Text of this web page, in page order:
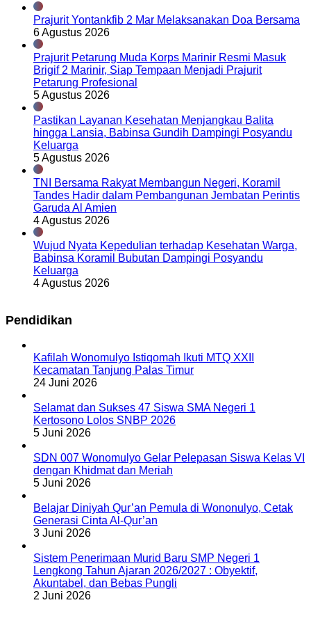
Prajurit Yontankfib 2 Mar Melaksanakan Doa Bersama
6 Agustus 2026
Prajurit Petarung Muda Korps Marinir Resmi Masuk
Brigif 2 Marinir, Siap Tempaan Menjadi Prajurit
Petarung Profesional
5 Agustus 2026
Pastikan Layanan Kesehatan Menjangkau Balita
hingga Lansia, Babinsa Gundih Dampingi Posyandu
Keluarga
5 Agustus 2026
TNI Bersama Rakyat Membangun Negeri, Koramil
Tandes Hadir dalam Pembangunan Jembatan Perintis
Garuda Al Amien
4 Agustus 2026
Wujud Nyata Kepedulian terhadap Kesehatan Warga,
Babinsa Koramil Bubutan Dampingi Posyandu
Keluarga
4 Agustus 2026
Pendidikan
Kafilah Wonomulyo Istiqomah Ikuti MTQ XXII
Kecamatan Tanjung Palas Timur
24 Juni 2026
Selamat dan Sukses 47 Siswa SMA Negeri 1
Kertosono Lolos SNBP 2026
5 Juni 2026
SDN 007 Wonomulyo Gelar Pelepasan Siswa Kelas VI
dengan Khidmat dan Meriah
5 Juni 2026
Belajar Diniyah Qur’an Pemula di Wononulyo, Cetak
Generasi Cinta Al-Qur’an
3 Juni 2026
Sistem Penerimaan Murid Baru SMP Negeri 1
Lengkong Tahun Ajaran 2026/2027 : Obyektif,
Akuntabel, dan Bebas Pungli
2 Juni 2026